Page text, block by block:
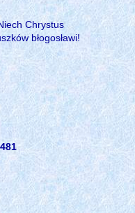
Chrystus
błogosławi!